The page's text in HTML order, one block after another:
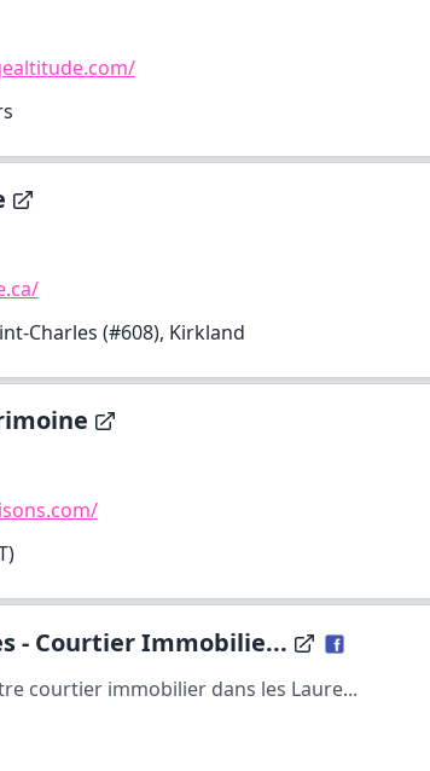
Charles (#608), Kirkland
- Courtier Immobilie...
courtier immobilier dans les Laure...